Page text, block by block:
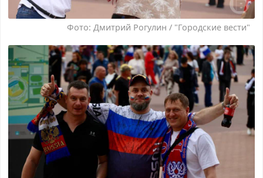
Фото: Дмитрий Рогулин / "Городские вести"